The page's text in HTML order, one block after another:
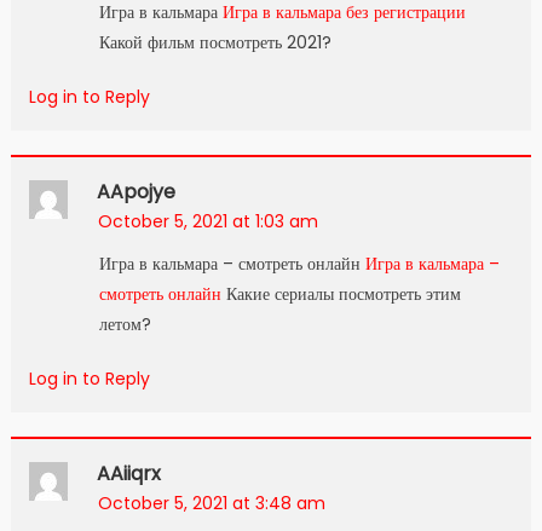
Игра в кальмара Игра в кальмара без регистрации
Какой фильм посмотреть 2021?
Log in to Reply
AApojye
October 5, 2021 at 1:03 am
Игра в кальмара – смотреть онлайн Игра в кальмара –
смотреть онлайн Какие сериалы посмотреть этим
летом?
Log in to Reply
AAiiqrx
October 5, 2021 at 3:48 am